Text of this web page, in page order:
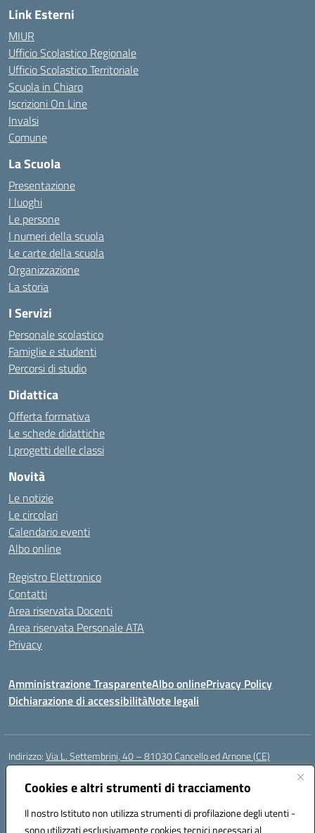
Cookies e altri strumenti di tracciamento
Il nostro Istituto non utilizza strumenti di profilazione degli utenti -
sono utilizzati esclusivamente cookies tecnici necessari al
Link Esterni
MIUR
Ufficio Scolastico Regionale
Ufficio Scolastico Territoriale
Scuola in Chiaro
Iscrizioni On Line
Invalsi
Comune
La Scuola
Presentazione
I luoghi
Le persone
I numeri della scuola
Le carte della scuola
Organizzazione
La storia
I Servizi
Personale scolastico
Famiglie e studenti
Percorsi di studio
Didattica
Offerta formativa
Le schede didattiche
I progetti delle classi
Novità
Le notizie
Le circolari
Calendario eventi
Albo online
Registro Elettronico
Contatti
Area riservata Docenti
Area riservata Personale ATA
Privacy
Amministrazione TrasparenteAlbo onlinePrivacy Policy
Dichiarazione di accessibilitàNote legali
Indirizzo:Via L. Settembrini, 40 – 81030 Cancello ed Arnone (CE)
Centralino:
Posta elettronica certificata (PEC):ceic818008@pec.istruzione.it
Codice fiscale: 80009710619
Codice meccanografico:CEIC818008